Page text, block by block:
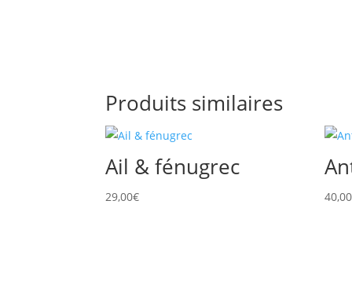
Produits similaires
Ail & fénugrec
29,00€ 40,00